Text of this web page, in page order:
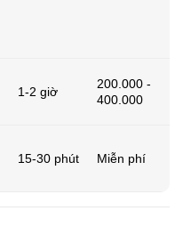
1-2 giờ
200.000 -
400.000
15-30 phút Miễn phí